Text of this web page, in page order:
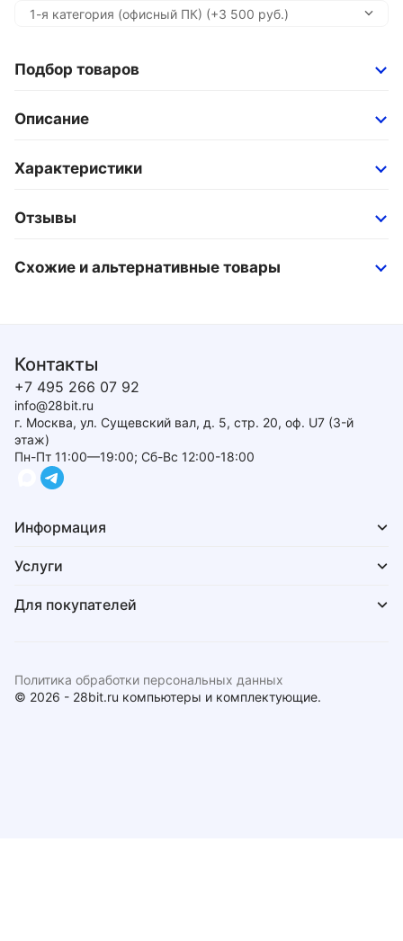
Подбор товаров
Описание
Характеристики
Отзывы
Схожие и альтернативные товары
Контакты
+7 495 266 07 92
info@28bit.ru
г. Москва, ул. Сущевский вал, д. 5, стр. 20, оф. U7 (3-й
этаж)
Пн-Пт 11:00—19:00; Сб-Вс 12:00-18:00
Информация
Услуги
Для покупателей
© 2026 - 28bit.ru компьютеры и комплектующие.
Политика обработки персональных данных